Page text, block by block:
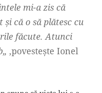
mi-a zis că
că o să plătesc cu
făcute. Atunci
,povestește Ionel